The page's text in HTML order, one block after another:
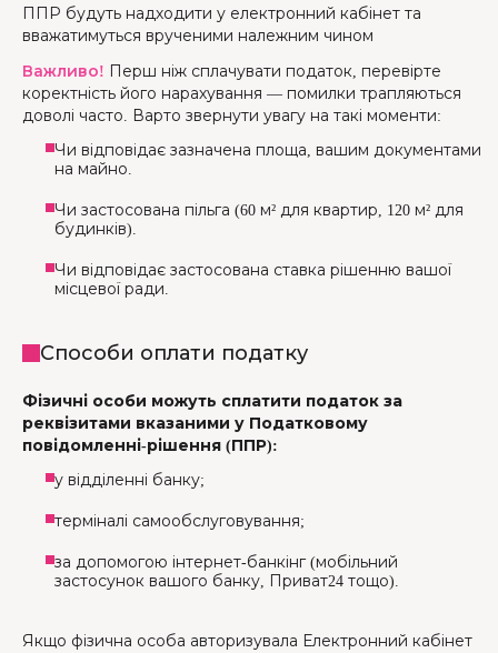
ППР будуть надходити у електронний кабінет та
вважатимуться врученими належним чином
Важливо! Перш ніж сплачувати податок, перевірте
коректність його нарахування — помилки трапляються
доволі часто. Варто звернути увагу на такі моменти:
Чи відповідає зазначена площа, вашим документами
на майно.
Чи застосована пільга (60 м² для квартир, 120 м² для
будинків).
Чи відповідає застосована ставка рішенню вашої
місцевої ради.
Способи оплати податку
Фізичні особи можуть сплатити податок за
реквізитами вказаними у Податковому
повідомленні-рішення (ППР):
у відділенні банку;
терміналі самообслуговування;
за допомогою інтернет-банкінг (мобільний
застосунок вашого банку, Приват24 тощо).
Якщо фізична особа авторизувала Електронний кабінет